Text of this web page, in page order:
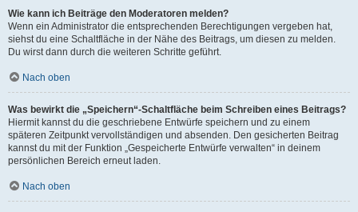
Wie kann ich Beiträge den Moderatoren melden?
Wenn ein Administrator die entsprechenden Berechtigungen vergeben hat,
siehst du eine Schaltfläche in der Nähe des Beitrags, um diesen zu melden.
Du wirst dann durch die weiteren Schritte geführt.
Nach oben
Was bewirkt die „Speichern“-Schaltfläche beim Schreiben eines Beitrags?
Hiermit kannst du die geschriebene Entwürfe speichern und zu einem
späteren Zeitpunkt vervollständigen und absenden. Den gesicherten Beitrag
kannst du mit der Funktion „Gespeicherte Entwürfe verwalten“ in deinem
persönlichen Bereich erneut laden.
Nach oben